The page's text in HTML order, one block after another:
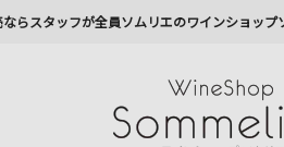
らスタッフが全員ソムリエのワインショップ